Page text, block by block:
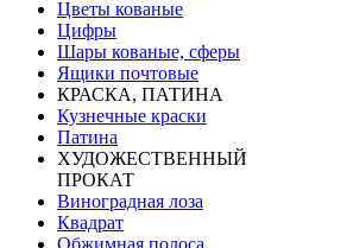
Цветы кованые
Цифры
Шары кованые, сферы
Ящики почтовые
КРАСКА, ПАТИНА
Кузнечные краски
Патина
ХУДОЖЕСТВЕННЫЙ
ПРОКАТ
Виноградная лоза
Квадрат
Обжимная полоса